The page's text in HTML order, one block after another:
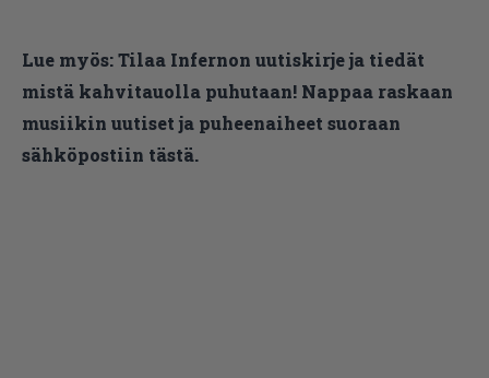
Lue myös:Tilaa Infernon uutiskirje ja tiedät
mistä kahvitauolla puhutaan! Nappaa raskaan
musiikin uutiset ja puheenaiheet suoraan
sähköpostiin tästä.